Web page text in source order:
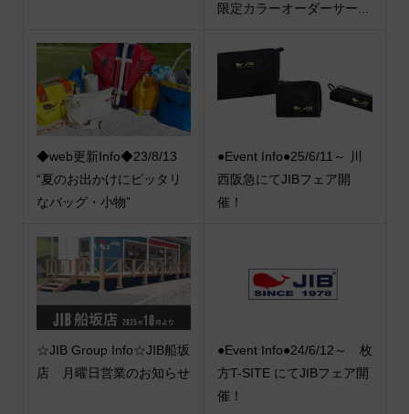
限定カラーオーダーサー...
◆web更新Info◆23/8/13
“夏のお出かけにピッタリ
なバッグ・小物”
●Event Info●25/6/11～ 川
西阪急にてJIBフェア開
催！
☆JIB Group Info☆JIB船坂
店 月曜日営業のお知らせ
●Event Info●24/6/12～ 枚
方T-SITE にてJIBフェア開
催！